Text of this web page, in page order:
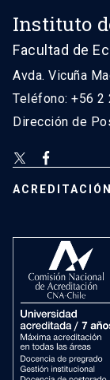
Instituto
Facultad de
Avda. Vicuña
Teléfono: +56 2
Dirección de
ACREDITACIÓN